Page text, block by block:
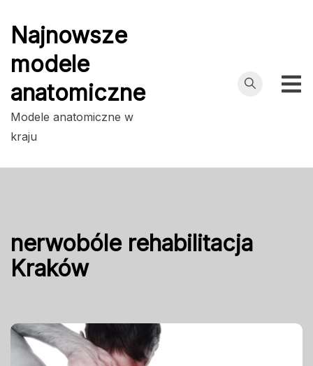
Najnowsze
modele
anatomiczne
Modele anatomiczne w
kraju
nerwobóle rehabilitacja
Kraków